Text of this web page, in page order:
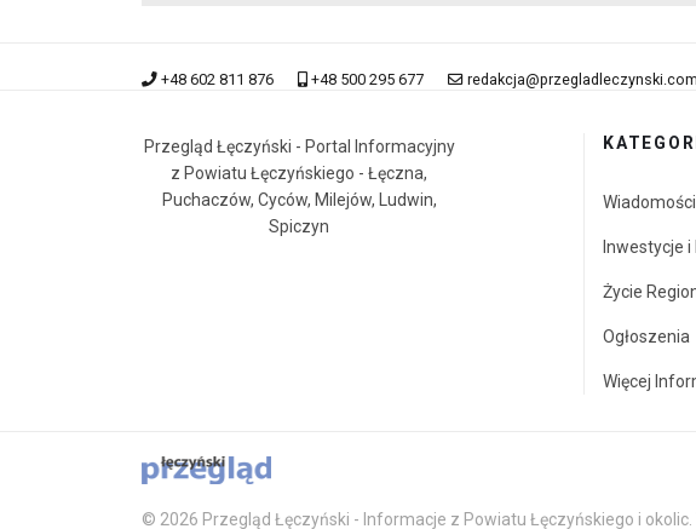
+48 602 811 876 +48 500 295 677 redakcja@przegladleczynski.com
Przegląd Łęczyński - Portal Informacyjny
z Powiatu Łęczyńskiego - Łęczna,
Puchaczów, Cyców, Milejów, Ludwin,
Spiczyn
Wiadomości
Inwestycje i
Życie
Ogłoszenia
Więcej
© 2026 Przegląd Łęczyński - Informacje z Powiatu Łęczyńskiego i okolic.